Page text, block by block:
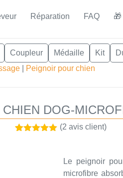
Réparation FAQ 🎁
Coupleur Médaille Kit
Peignoir pour chien
DOG-
(2 avis client)
Le peignoir
microfibre